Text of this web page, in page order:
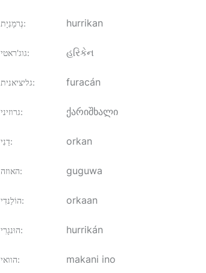
גֶרמָנִיָת: hurrikan
גוג'ראטי: હરિકેન
גליציאנית: furacán
גרוזיני: ქარიშხალი
דַנִי: orkan
האוזה: guguwa
הוֹלַנדִי: orkaan
הוּנגָרִי: hurrikán
הוואי: makani ino